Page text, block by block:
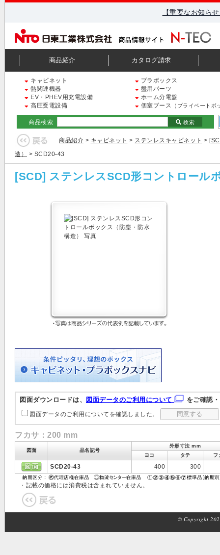
【重要なお知ら
商品紹介 カタログ請求
キャビネット
プラボックス
熱関連機器
盤用パーツ
EV・PHEV用充電設備
ホーム分電盤
高圧受電設備
個室ブース （プライベートボ
商品検索 検索
商品紹介 > キャビネット > ステンレスキャビネット >
造）
> SCD20-43
[SCD] ステンレスSCD形コントロール
図面ダウンロードは、 図面データのご利用について をご確認
図面データのご利用についてを確認しました。
フカサ：200 mm
図面 品名記号
外形寸法 mm
ヨコ
タテ フ
SCD20-43 400 300
・記載の価格には消費税は含まれていません。
© Copyright